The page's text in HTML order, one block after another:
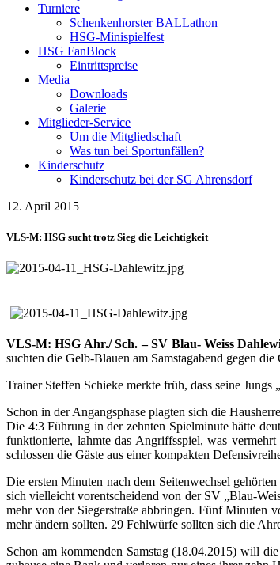
Turniere
Schenkenhorster BALLathon
HSG-Minispielfest
HSG FanBlock
Eintrittspreise
Media
Downloads
Galerie
Mitglieder-Service
Um die Mitgliedschaft
Was tun bei Sportunfällen?
Kinderschutz
Kinderschutz bei der SG Ahrensdorf
12. April 2015
VLS-M: HSG sucht trotz Sieg die Leichtigkeit
VLS-M: HSG Ahr./ Sch. – SV Blau- Weiss
suchten die Gelb-Blauen am Samstagabend gegen
Trainer Steffen Schieke merkte früh, dass seine
Schon in der Angangsphase plagten sich die
Die 4:3 Führung in der zehnten Spielminute hätte
funktionierte, lahmte das Angriffsspiel, was
schlossen die Gäste aus einer kompakten
Die ersten Minuten nach dem Seitenwechsel
sich vielleicht vorentscheidend von der SV „Blau-
mehr von der Siegerstraße abbringen. Fünf Minuten
mehr ändern sollten. 29 Fehlwürfe sollten sich die
Schon am kommenden Samstag (18.04.2015) will